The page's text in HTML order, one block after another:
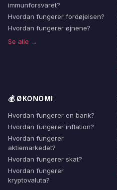
immunforsvaret?
Hvordan fungerer fordøjelsen?
Hvordan fungerer øjnene?
Se alle →
💰 ØKONOMI
Hvordan fungerer en bank?
Hvordan fungerer inflation?
Hvordan fungerer
aktiemarkedet?
Hvordan fungerer skat?
Hvordan fungerer
kryptovaluta?